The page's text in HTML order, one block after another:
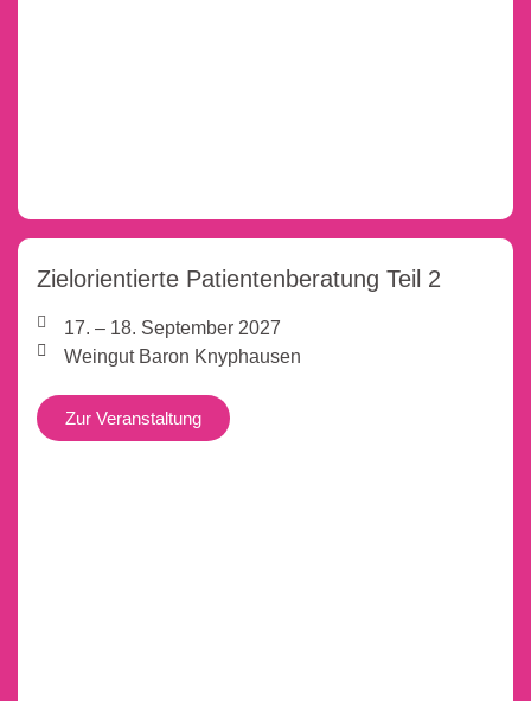
Zielorientierte Patientenberatung Teil 2
17. – 18. September 2027
Weingut Baron Knyphausen
Zur Veranstaltung